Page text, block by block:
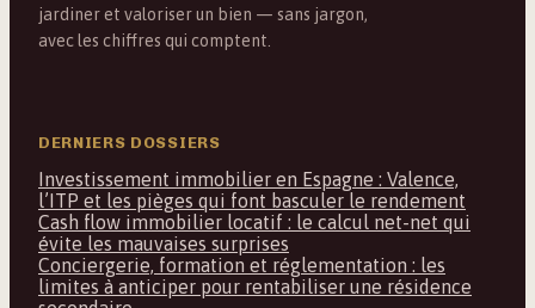
jardiner et valoriser un bien — sans jargon,
avec les chiffres qui comptent.
DERNIERS DOSSIERS
Investissement immobilier en Espagne : Valence,
l’ITP et les pièges qui font basculer le rendement
Cash flow immobilier locatif : le calcul net-net qui
évite les mauvaises surprises
Conciergerie, formation et réglementation : les
limites à anticiper pour rentabiliser une résidence